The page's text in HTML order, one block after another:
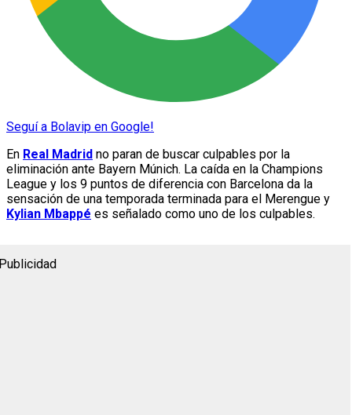
Seguí a Bolavip en Google!
En Real Madrid no paran de buscar culpables por la
eliminación ante Bayern Múnich. La caída en la Champions
League y los 9 puntos de diferencia con Barcelona da la
sensación de una temporada terminada para el Merengue y
Kylian Mbappé es señalado como uno de los culpables.